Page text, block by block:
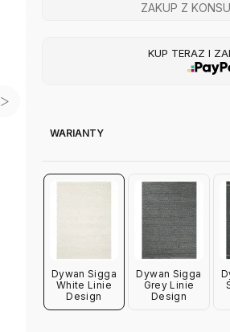
ZAKUP Z
KUP TERAZ I
WARIANTY
Dywan Sigga
White Linie
Design
Dywan Sigga
Grey Linie
Design